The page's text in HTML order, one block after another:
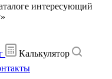
интересующий
Калькулятор